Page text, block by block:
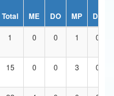
Total ME DO MP DP
1 0 0 1 0
15 0 0 3 0